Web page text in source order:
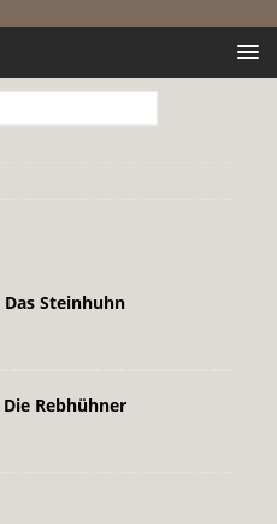
Das Steinhuhn
Die Rebhühner